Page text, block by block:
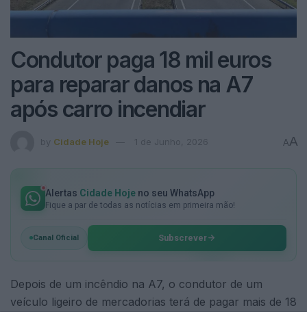
Condutor paga 18 mil euros
para reparar danos na A7
após carro incendiar
by Cidade Hoje 1 de Junho, 2026 AA
Alertas Cidade Hoje no seu WhatsApp
Fique a par de todas as notícias em primeira mão!
Canal Oficial Subscrever
Depois de um incêndio na A7, o condutor de um
veículo ligeiro de mercadorias terá de pagar mais de 18